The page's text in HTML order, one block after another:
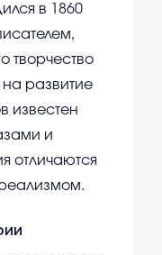
в 1860
творчество
развитие
известен
и
отличаются